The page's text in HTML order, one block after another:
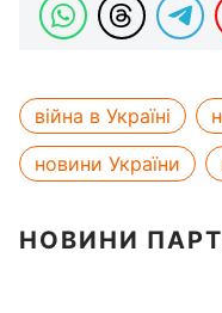
війна в Україні
новини України
НОВИНИ